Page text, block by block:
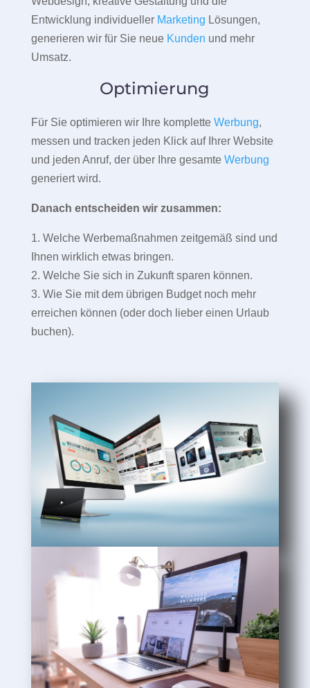
Entwicklung individueller Marketing Lösungen,
generieren wir für Sie neue Kunden und mehr
Umsatz.
Optimierung
Für Sie optimieren wir Ihre komplette Werbung,
messen und tracken jeden Klick auf Ihrer Website
und jeden Anruf, der über Ihre gesamte Werbung
generiert wird.
Danach entscheiden wir zusammen:
1. Welche Werbemaßnahmen zeitgemäß sind und
Ihnen wirklich etwas bringen.
2. Welche Sie sich in Zukunft sparen können.
3. Wie Sie mit dem übrigen Budget noch mehr
erreichen können (oder doch lieber einen Urlaub
buchen).